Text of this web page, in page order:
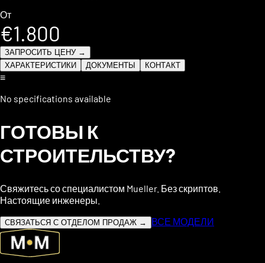
От
€1.800
ЗАПРОСИТЬ ЦЕНУ →
ХАРАКТЕРИСТИКИ
ДОКУМЕНТЫ КОНТАКТ
≡
No specifications available
ГОТОВЫ К
СТРОИТЕЛЬСТВУ?
Свяжитесь со специалистом Mueller. Без скриптов.
Настоящие инженеры.
СВЯЗАТЬСЯ С ОТДЕЛОМ ПРОДАЖ → ВСЕ МОДЕЛИ